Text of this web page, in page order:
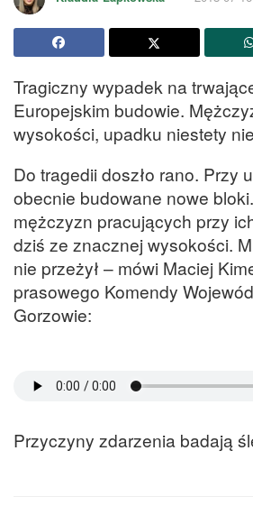
Tragiczny wypadek na
Europejskim budowie.
wysokości, upadku niestety
Do tragedii doszło rano. Przy
obecnie budowane nowe
mężczyzn pracujących przy
dziś ze znacznej wysokości.
nie przeżył – mówi Maciej
prasowego Komendy
Gorzowie:
Przyczyny zdarzenia badają